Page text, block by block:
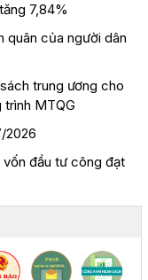
7,84%
quân của người dân
trung ương cho
MTQG
2026
vốn đầu tư công đạt